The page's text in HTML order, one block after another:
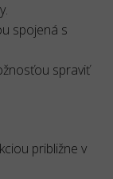
spojená s
spraviť
približne v